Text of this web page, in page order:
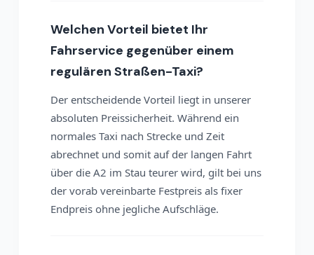
Welchen Vorteil bietet Ihr
Fahrservice gegenüber einem
regulären Straßen-Taxi?
Der entscheidende Vorteil liegt in unserer
absoluten Preissicherheit. Während ein
normales Taxi nach Strecke und Zeit
abrechnet und somit auf der langen Fahrt
über die A2 im Stau teurer wird, gilt bei uns
der vorab vereinbarte Festpreis als fixer
Endpreis ohne jegliche Aufschläge.